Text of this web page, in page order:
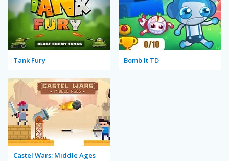
Tank Fury Bomb It TD
Castel Wars: Middle Ages